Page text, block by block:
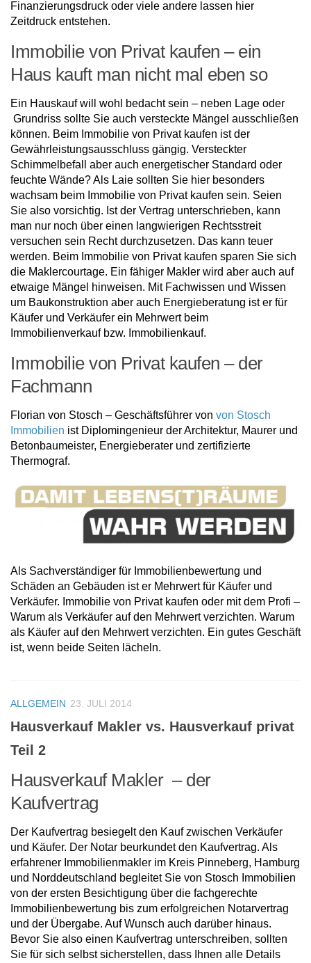
Finanzierungsdruck oder viele andere lassen hier
Zeitdruck entstehen.
Immobilie von Privat kaufen – ein
Haus kauft man nicht mal eben so
Ein Hauskauf will wohl bedacht sein – neben Lage oder
Grundriss sollte Sie auch versteckte Mängel ausschließen
können. Beim Immobilie von Privat kaufen ist der
Gewährleistungsausschluss gängig. Versteckter
Schimmelbefall aber auch energetischer Standard oder
feuchte Wände? Als Laie sollten Sie hier besonders
wachsam beim Immobilie von Privat kaufen sein. Seien
Sie also vorsichtig. Ist der Vertrag unterschrieben, kann
man nur noch über einen langwierigen Rechtsstreit
versuchen sein Recht durchzusetzen. Das kann teuer
werden. Beim Immobilie von Privat kaufen sparen Sie sich
die Maklercourtage. Ein fähiger Makler wird aber auch auf
etwaige Mängel hinweisen. Mit Fachwissen und Wissen
um Baukonstruktion aber auch Energieberatung ist er für
Käufer und Verkäufer ein Mehrwert beim
Immobilienverkauf bzw. Immobilienkauf.
Immobilie von Privat kaufen – der
Fachmann
Florian von Stosch – Geschäftsführer von von Stosch
Immobilien ist Diplomingenieur der Architektur, Maurer und
Betonbaumeister, Energieberater und zertifizierte
Thermograf.
Als Sachverständiger für Immobilienbewertung und
Schäden an Gebäuden ist er Mehrwert für Käufer und
Verkäufer. Immobilie von Privat kaufen oder mit dem Profi –
Warum als Verkäufer auf den Mehrwert verzichten. Warum
als Käufer auf den Mehrwert verzichten. Ein gutes Geschäft
ist, wenn beide Seiten lächeln.
ALLGEMEIN 23. JULI 2014
Hausverkauf Makler vs. Hausverkauf privat
Teil 2
Hausverkauf Makler – der
Kaufvertrag
Der Kaufvertrag besiegelt den Kauf zwischen Verkäufer
und Käufer. Der Notar beurkundet den Kaufvertrag. Als
erfahrener Immobilienmakler im Kreis Pinneberg, Hamburg
und Norddeutschland begleitet Sie von Stosch Immobilien
von der ersten Besichtigung über die fachgerechte
Immobilienbewertung bis zum erfolgreichen Notarvertrag
und der Übergabe. Auf Wunsch auch darüber hinaus.
Bevor Sie also einen Kaufvertrag unterschreiben, sollten
Sie für sich selbst sicherstellen, dass Ihnen alle Details